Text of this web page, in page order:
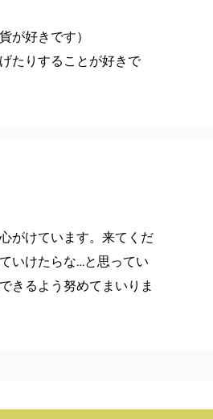
が好きです）
たりすることが好きで
がけています。来てくだ
いけたらな…と思ってい
きるよう努めてまいりま